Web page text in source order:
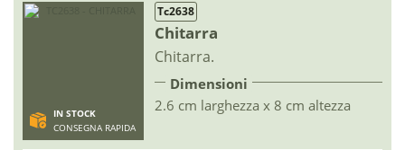
IN STOCK
CONSEGNA RAPIDA
Tc2638
Chitarra
Chitarra.
Dimensioni
2.6 cm larghezza x 8 cm altezza